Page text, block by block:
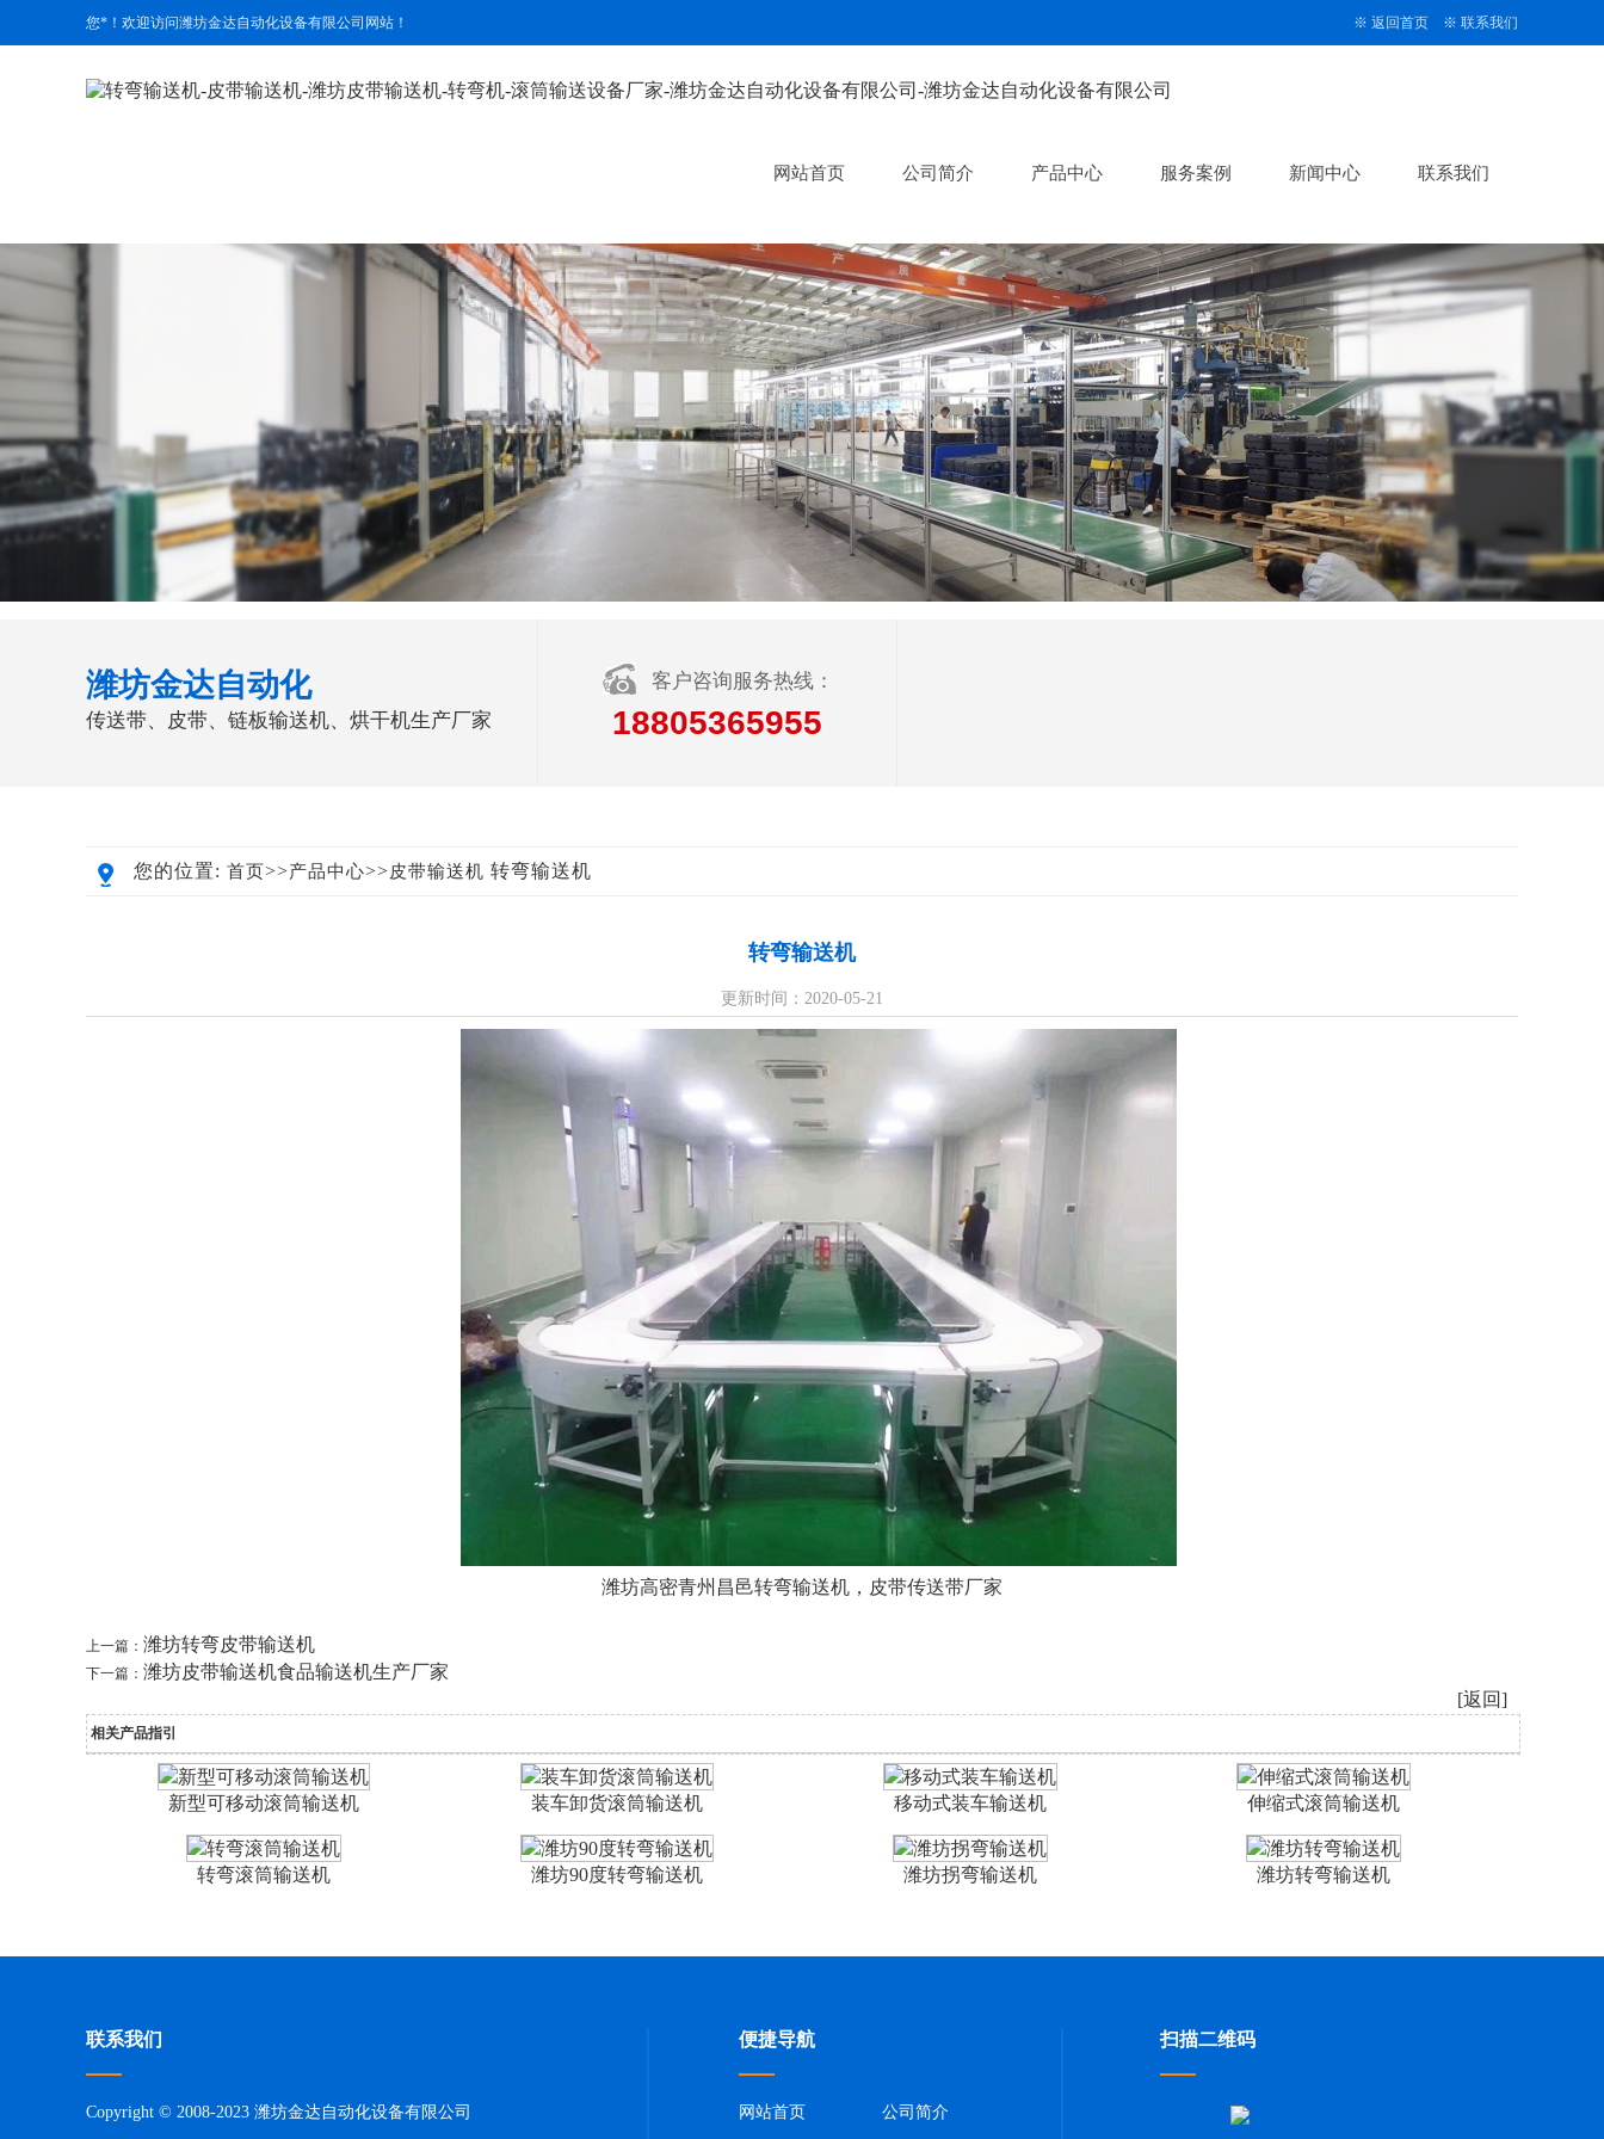
您*！欢迎访问潍坊金达自动化设备有限公司网站！ ※ 返回首页 ※ 联系我们
网站首页 公司简介 产品中心 服务案例 新闻中心 联系我们
潍坊金达自动化
传送带、皮带、链板输送机、烘干机生产厂家
客户咨询服务热线：
18805365955
您的位置: 首页>>产品中心>>皮带输送机 转弯输送机
转弯输送机
更新时间：2020-05-21
潍坊高密青州昌邑转弯输送机，皮带传送带厂家
上一篇： 潍坊转弯皮带输送机
下一篇： 潍坊皮带输送机食品输送机生产厂家
[返回]
相关产品指引
新型可移动滚筒输送机 装车卸货滚筒输送机 移动式装车输送机 伸缩式滚筒输送机
转弯滚筒输送机 潍坊90度转弯输送机 潍坊拐弯输送机 潍坊转弯输送机
联系我们
Copyright © 2008-2023 潍坊金达自动化设备有限公司
便捷导航
网站首页 公司简介
扫描二维码